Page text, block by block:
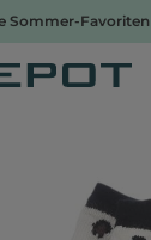
Sommer-Favoriten